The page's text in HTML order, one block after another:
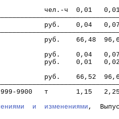
чел.-ч  0,01
руб.    0,04
руб.    66,48  96,6
руб.    0,04
руб.    0,01
руб.    66,52
999-9900   т       1,15
и  изменениями ,